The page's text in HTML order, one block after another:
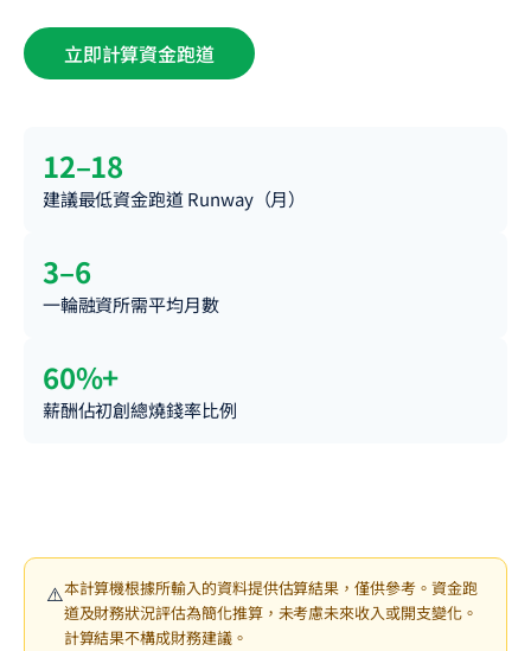
立即計算資金跑道
12–18
建議最低資金跑道 Runway（月）
3–6
一輪融資所需平均月數
60%+
薪酬佔初創總燒錢率比例
⚠️本計算機根據所輸入的資料提供估算結果，僅供參考。資金跑
道及財務狀況評估為簡化推算，未考慮未來收入或開支變化。
計算結果不構成財務建議。